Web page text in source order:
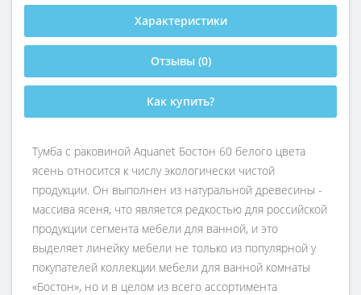
Характеристики
Отзывы (0)
Как купить?
Тумба с раковиной Aquanet Бостон 60 белого цвета
ясень относится к числу экологически чистой
продукции. Он выполнен из натуральной древесины -
массива ясеня, что является редкостью для российской
продукции сегмента мебели для ванной, и это
выделяет линейку мебели не только из популярной у
покупателей коллекции мебели для ванной комнаты
«Бостон», но и в целом из всего ассортимента